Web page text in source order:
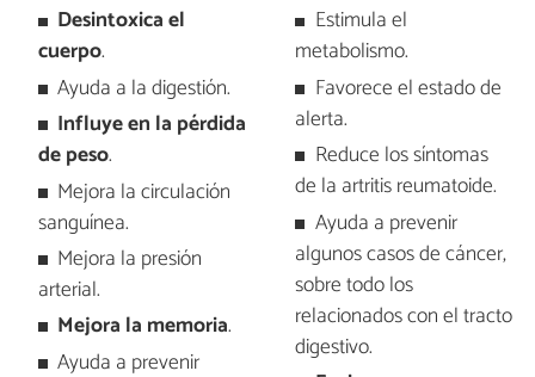
Desintoxica el
cuerpo.
Ayuda a la digestión.
Influye en la pérdida
de peso.
Mejora la circulación
sanguínea.
Mejora la presión
arterial.
Mejora la memoria.
Ayuda a prevenir
Estimula el
metabolismo.
Favorece el estado de
alerta.
Reduce los síntomas
de la artritis reumatoide.
Ayuda a prevenir
algunos casos de cáncer,
sobre todo los
relacionados con el tracto
digestivo.